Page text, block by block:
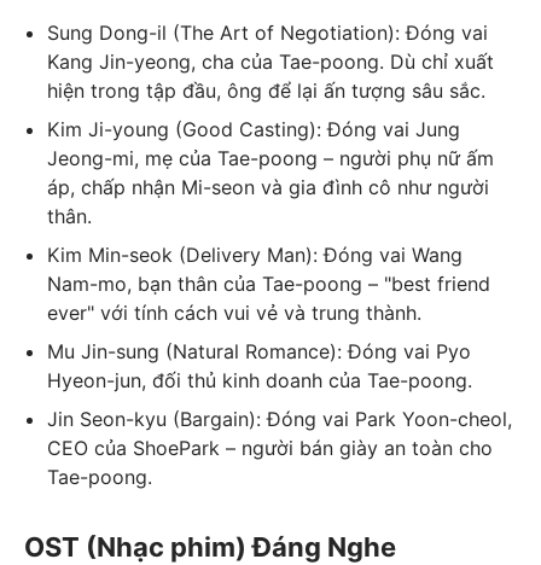
Sung Dong-il (The Art of Negotiation): Đóng vai
Kang Jin-yeong, cha của Tae-poong. Dù chỉ xuất
hiện trong tập đầu, ông để lại ấn tượng sâu sắc.
Kim Ji-young (Good Casting): Đóng vai Jung
Jeong-mi, mẹ của Tae-poong – người phụ nữ ấm
áp, chấp nhận Mi-seon và gia đình cô như người
thân.
Kim Min-seok (Delivery Man): Đóng vai Wang
Nam-mo, bạn thân của Tae-poong – "best friend
ever" với tính cách vui vẻ và trung thành.
Mu Jin-sung (Natural Romance): Đóng vai Pyo
Hyeon-jun, đối thủ kinh doanh của Tae-poong.
Jin Seon-kyu (Bargain): Đóng vai Park Yoon-cheol,
CEO của ShoePark – người bán giày an toàn cho
Tae-poong.
OST (Nhạc phim) Đáng Nghe